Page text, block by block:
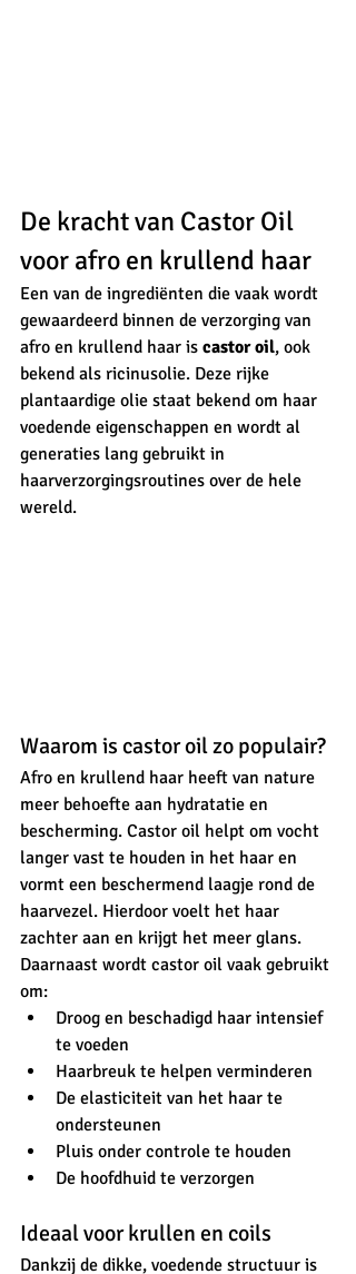
De kracht van Castor Oil
voor afro en krullend haar
Een van de ingrediënten die vaak wordt
gewaardeerd binnen de verzorging van
afro en krullend haar is castor oil, ook
bekend als ricinusolie. Deze rijke
plantaardige olie staat bekend om haar
voedende eigenschappen en wordt al
generaties lang gebruikt in
haarverzorgingsroutines over de hele
wereld.
Waarom is castor oil zo populair?
Afro en krullend haar heeft van nature
meer behoefte aan hydratatie en
bescherming. Castor oil helpt om vocht
langer vast te houden in het haar en
vormt een beschermend laagje rond de
haarvezel. Hierdoor voelt het haar
zachter aan en krijgt het meer glans.
Daarnaast wordt castor oil vaak gebruikt
om:
Droog en beschadigd haar intensief
te voeden
Haarbreuk te helpen verminderen
De elasticiteit van het haar te
ondersteunen
Pluis onder controle te houden
De hoofdhuid te verzorgen
Ideaal voor krullen en coils
Dankzij de dikke, voedende structuur is